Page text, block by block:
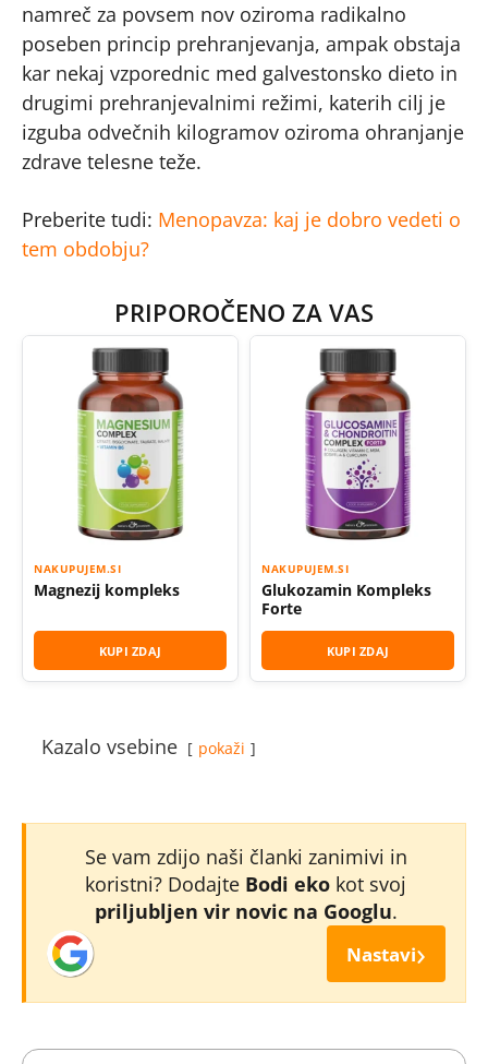
namreč za povsem nov oziroma radikalno
poseben princip prehranjevanja, ampak obstaja
kar nekaj vzporednic med galvestonsko dieto in
drugimi prehranjevalnimi režimi, katerih cilj je
izguba odvečnih kilogramov oziroma ohranjanje
zdrave telesne teže.
Preberite tudi: Menopavza: kaj je dobro vedeti o
tem obdobju?
PRIPOROČENO ZA VAS
NAKUPUJEM.SI
Magnezij kompleks
KUPI ZDAJ
NAKUPUJEM.SI
Glukozamin Kompleks
Forte
KUPI ZDAJ
Kazalo vsebine pokaži
Se vam zdijo naši članki zanimivi in
koristni? Dodajte Bodi eko kot svoj
priljubljen vir novic na Googlu.
Nastavi›